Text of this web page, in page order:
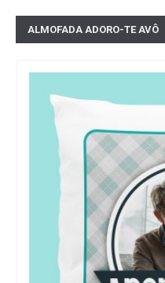
ALMOFADA ADORO-TE AVÔ